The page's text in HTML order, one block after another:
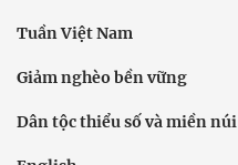
Tuần Việt Nam
Giảm nghèo bền vững
Dân tộc thiểu số và miền núi